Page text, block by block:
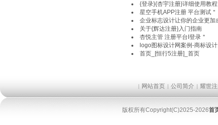
{登录}{杏宇注册}详细使用教程
星空手机APP注册 平台测试＂
企业标志设计让你的企业更加
关于{辉达注册}入门指南
杏悦主管 注册平台I登录＂
logo图标设计网案例-商标设
首页_[恒行5注册]_首页
| 网站首页 | 公司简介 | 耀世
版权所有Copyright(C)2025-2026首